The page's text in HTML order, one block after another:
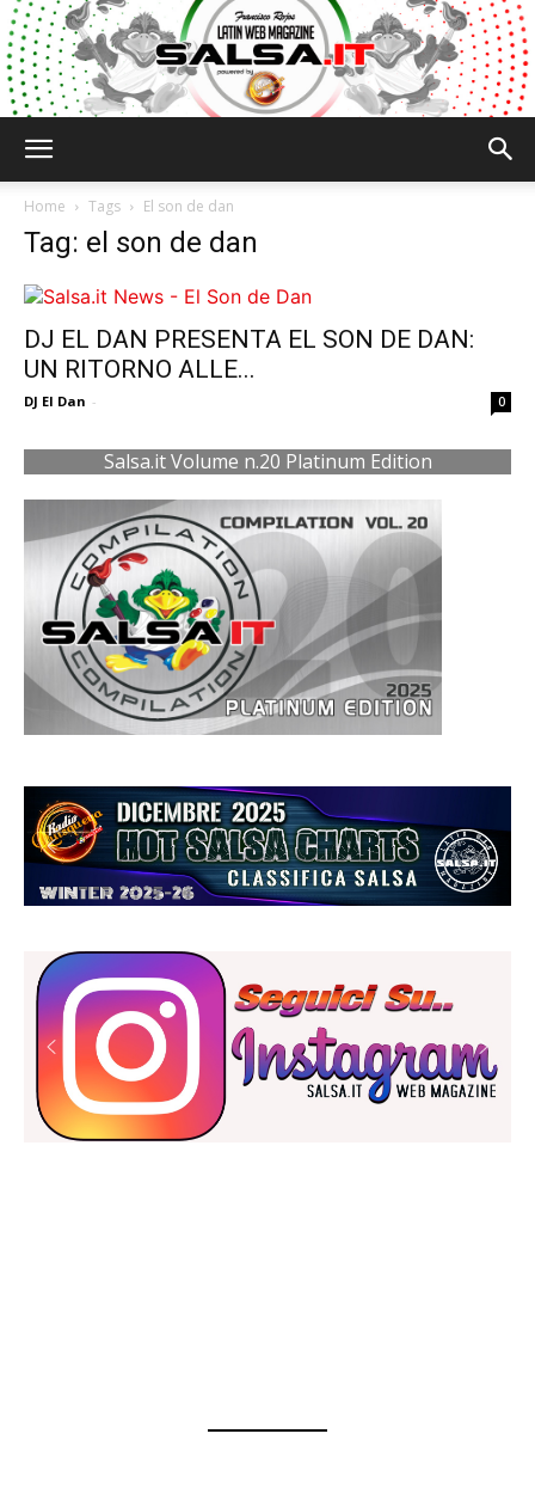
Home Tags El son de dan
Tag: el son de dan
DJ EL DAN PRESENTA EL SON DE DAN:
UN RITORNO ALLE...
DJ El Dan - 0
Salsa.it Volume n.20 Platinum Edition